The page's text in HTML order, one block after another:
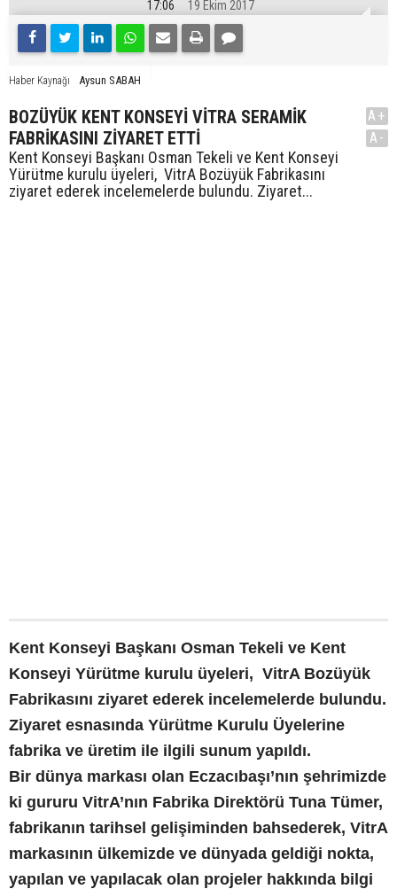
17:06 19 Ekim 2017
Haber Kaynağı Aysun SABAH
BOZÜYÜK KENT KONSEYİ VİTRA SERAMİK
FABRİKASINI ZİYARET ETTİ
Kent Konseyi Başkanı Osman Tekeli ve Kent Konseyi
Yürütme kurulu üyeleri, VitrA Bozüyük Fabrikasını
ziyaret ederek incelemelerde bulundu. Ziyaret...
A+
A-
Kent Konseyi Başkanı Osman Tekeli ve Kent
Konseyi Yürütme kurulu üyeleri, VitrA Bozüyük
Fabrikasını ziyaret ederek incelemelerde bulundu.
Ziyaret esnasında Yürütme Kurulu Üyelerine
fabrika ve üretim ile ilgili sunum yapıldı.
Bir dünya markası olan Eczacıbaşı’nın şehrimizde
ki gururu VitrA’nın Fabrika Direktörü Tuna Tümer,
fabrikanın tarihsel gelişiminden bahsederek, VitrA
markasının ülkemizde ve dünyada geldiği nokta,
yapılan ve yapılacak olan projeler hakkında bilgi